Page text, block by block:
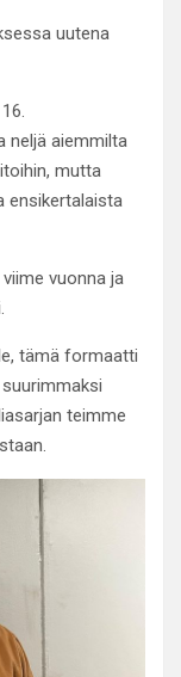
uutena
neljä aiemmilta
mutta
ensikertalaista
vuonna ja
tämä formaatti
teimme